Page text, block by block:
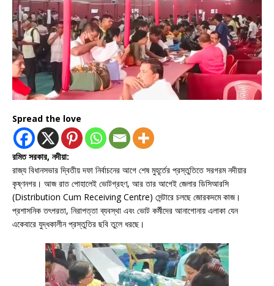
Spread the love
রমিত সরকার, নদীয়া:
রাজ্য বিধানসভার দ্বিতীয় দফা নির্বাচনের আগে শেষ মুহূর্তের প্রস্তুতিতে সরগরম নদীয়ার
কৃষ্ণনগর। আজ রাত পোহালেই ভোটগ্রহণ, আর তার আগেই জেলার ডিসিআরসি
(Distribution Cum Receiving Centre) সেন্টারে চলছে জোরকদমে কাজ।
প্রশাসনিক তৎপরতা, নিরাপত্তা ব্যবস্থা এবং ভোট কর্মীদের আনাগোনায় এলাকা যেন
একেবারে যুদ্ধকালীন প্রস্তুতির ছবি তুলে ধরছে।